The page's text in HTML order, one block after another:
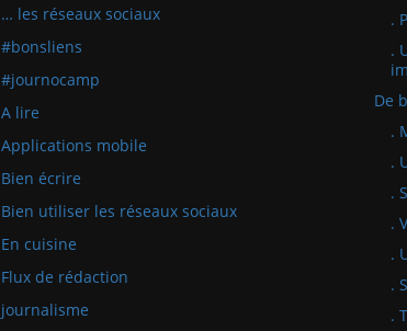
… les réseaux sociaux
#bonsliens
#journocamp
A lire
Applications mobile
Bien écrire
Bien utiliser les réseaux sociaux
En cuisine
Flux de rédaction
journalisme
.
.
De
.
.
.
.
.
.
.